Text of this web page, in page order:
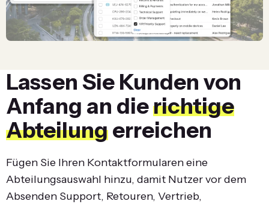
Lassen Sie Kunden von
Anfang an dierichtige
Abteilungerreichen
Fügen Sie Ihren Kontaktformularen eine
Abteilungsauswahl hinzu, damit Nutzer vor dem
Absenden Support, Retouren, Vertrieb,